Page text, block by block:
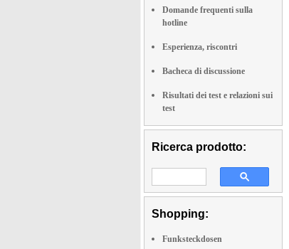
Domande frequenti sulla
hotline
Esperienza, riscontri
Bacheca di discussione
Risultati dei test e relazioni sui
test
Ricerca prodotto:
Shopping:
Funksteckdosen